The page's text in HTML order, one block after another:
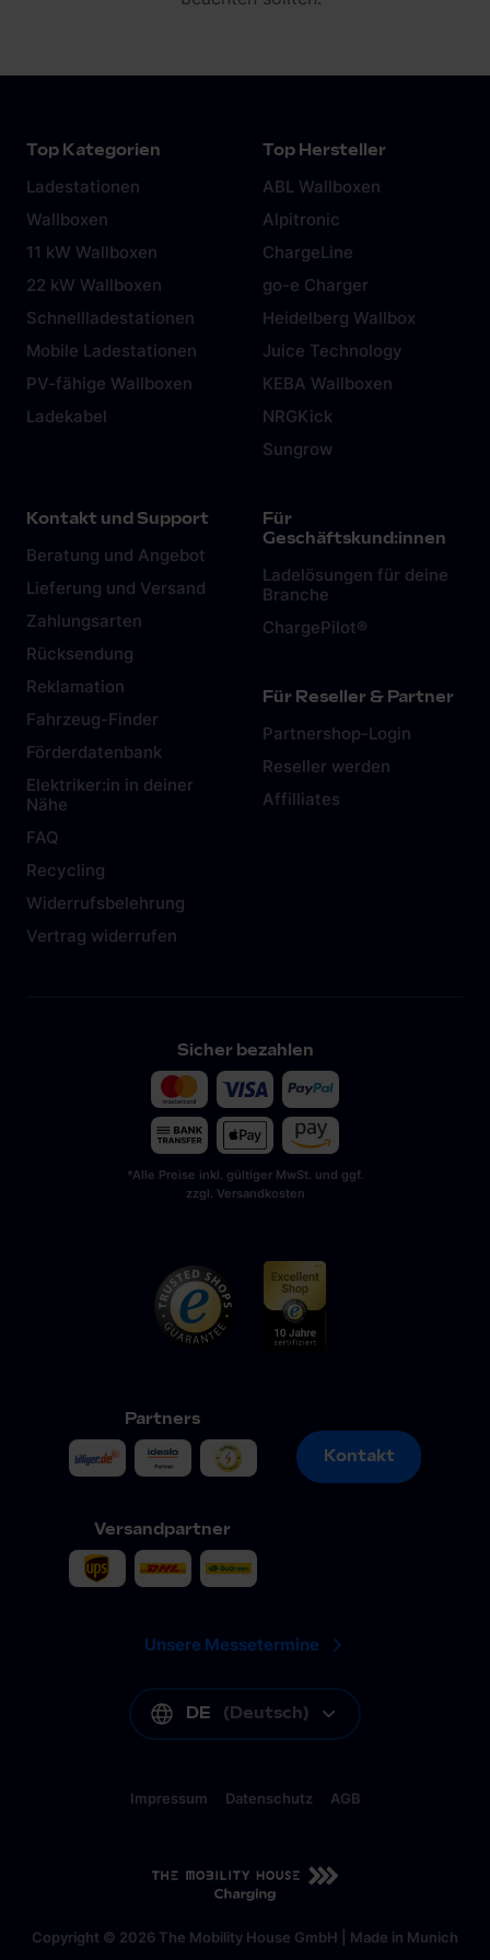
Verwendung unserer Website an unsere Partner für
weiteren Daten zusammen, die du ihnen bereitgestellt
hast oder die sie im Rahmen deiner Nutzung der Dienste
und unserem
Impressum.